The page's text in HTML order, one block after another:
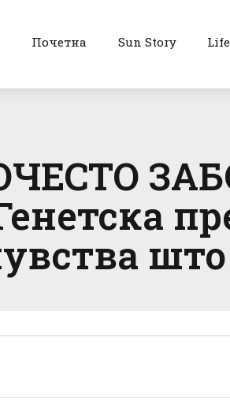
Почетна Sun Story
што